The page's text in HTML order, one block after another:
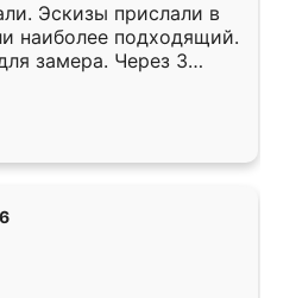
Эскизы прислали в
наиболее подходящий.
замера. Через 3
готова. Остались
Ренессанс
работу!